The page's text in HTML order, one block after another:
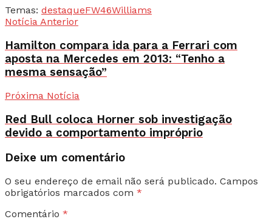
Temas: destaqueFW46Williams
Notícia Anterior
Hamilton compara ida para a Ferrari com
aposta na Mercedes em 2013: “Tenho a
mesma sensação”
Próxima Notícia
Red Bull coloca Horner sob investigação
devido a comportamento impróprio
Deixe um comentário
O seu endereço de email não será publicado. Campos
obrigatórios marcados com *
Comentário *